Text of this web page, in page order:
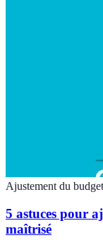
Ajustement du budget
5 astuces pour
maîtrisé